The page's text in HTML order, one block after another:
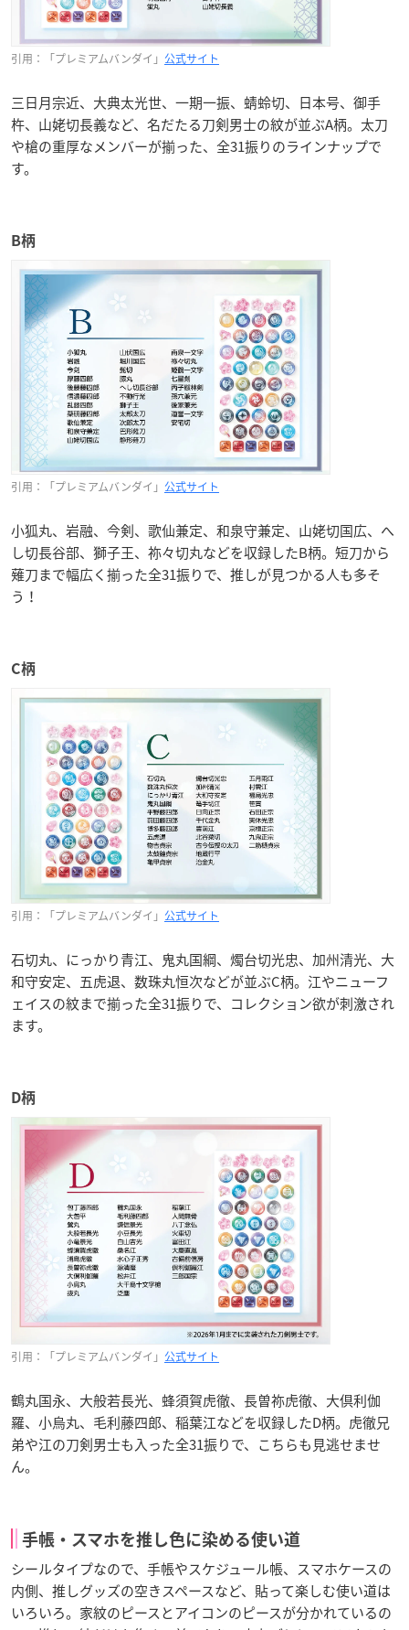
引用：「プレミアムバンダイ」 公式サイト
三日月宗近、大典太光世、一期一振、蜻蛉切、日本号、御手
杵、山姥切長義など、名だたる刀剣男士の紋が並ぶA柄。太刀
や槍の重厚なメンバーが揃った、全31振りのラインナップで
す。
B柄
引用：「プレミアムバンダイ」 公式サイト
小狐丸、岩融、今剣、歌仙兼定、和泉守兼定、山姥切国広、へ
し切長谷部、獅子王、祢々切丸などを収録したB柄。短刀から
薙刀まで幅広く揃った全31振りで、推しが見つかる人も多そ
う！
C柄
引用：「プレミアムバンダイ」 公式サイト
石切丸、にっかり青江、鬼丸国綱、燭台切光忠、加州清光、大
和守安定、五虎退、数珠丸恒次などが並ぶC柄。江やニューフ
ェイスの紋まで揃った全31振りで、コレクション欲が刺激され
ます。
D柄
引用：「プレミアムバンダイ」 公式サイト
鶴丸国永、大般若長光、蜂須賀虎徹、長曽祢虎徹、大倶利伽
羅、小烏丸、毛利藤四郎、稲葉江などを収録したD柄。虎徹兄
弟や江の刀剣男士も入った全31振りで、こちらも見逃せませ
ん。
手帳・スマホを推し色に染める使い道
シールタイプなので、手帳やスケジュール帳、スマホケースの
内側、推しグッズの空きスペースなど、貼って楽しむ使い道は
いろいろ。家紋のピースとアイコンのピースが分かれているの